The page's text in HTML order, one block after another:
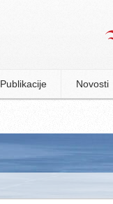
Publikacije Novosti